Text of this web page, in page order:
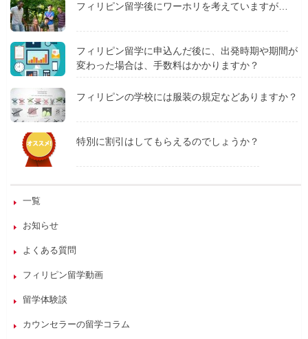
フィリピン留学後にワーホリを考えていますが…
フィリピン留学に申込んだ後に、出発時期や期間が
変わった場合は、手数料はかかりますか？
フィリピンの学校には服装の規定などありますか？
特別に割引はしてもらえるのでしょうか？
一覧
お知らせ
よくある質問
フィリピン留学動画
留学体験談
カウンセラーの留学コラム